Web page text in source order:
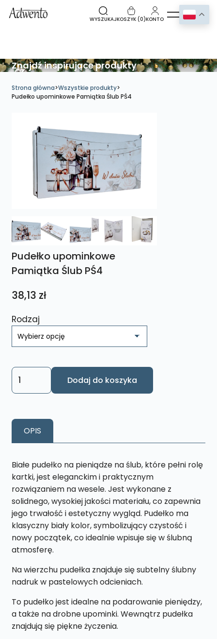
WYSZUKAJKOSZYK (0)KONTO
Znajdź inspirujące produkty
Strona główna>Wszystkie produkty>
Pudełko upominkowe Pamiątka Ślub PŚ4
Pudełko upominkowe
Pamiątka Ślub PŚ4
38,13 zł
Rodzaj
ilość
Pudełko
Ślub
PŚ4
Dodaj do koszyka
OPIS
Białe pudełko na pieniądze na ślub, które pełni rolę
kartki, jest eleganckim i praktycznym
rozwiązaniem na wesele. Jest wykonane z
solidnego, wysokiej jakości materiału, co zapewnia
jego trwałość i estetyczny wygląd. Pudełko ma
klasyczny biały kolor, symbolizujący czystość i
nowy początek, co idealnie wpisuje się w ślubną
atmosferę.
Na wierzchu pudełka znajduje się subtelny ślubny
nadruk w pastelowych odcieniach.
To pudełko jest idealne na podarowanie pieniędzy,
a także na drobne upominki. Wewnątrz pudełka
znajdują się piękne życzenia.